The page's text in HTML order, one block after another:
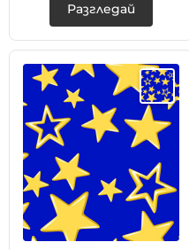
Разгледай